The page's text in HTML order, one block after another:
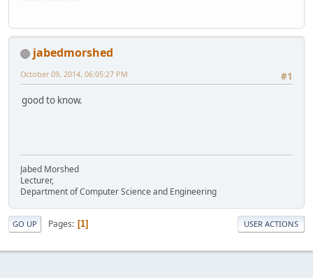
jabedmorshed
#1
October 09, 2014, 06:05:27 PM
good to know.
Jabed Morshed
Lecturer,
Department of Computer Science and Engineering
GO UP Pages 1 USER ACTIONS